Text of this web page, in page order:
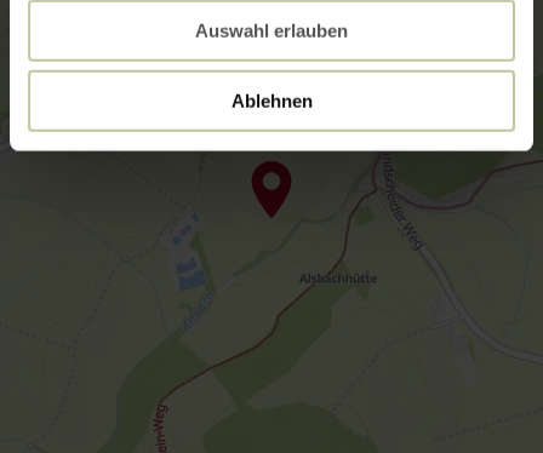
Auswahl erlauben
Ablehnen